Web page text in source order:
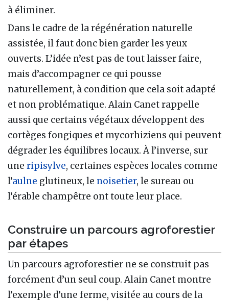
à éliminer.
Dans le cadre de la régénération naturelle
assistée, il faut donc bien garder les yeux
ouverts. L’idée n’est pas de tout laisser faire,
mais d’accompagner ce qui pousse
naturellement, à condition que cela soit adapté
et non problématique. Alain Canet rappelle
aussi que certains végétaux développent des
cortèges fongiques et mycorhiziens qui peuvent
dégrader les équilibres locaux. À l’inverse, sur
une ripisylve, certaines espèces locales comme
l’aulne glutineux, le noisetier, le sureau ou
l’érable champêtre ont toute leur place.
Construire un parcours agroforestier
par étapes
Un parcours agroforestier ne se construit pas
forcément d’un seul coup. Alain Canet montre
l’exemple d’une ferme, visitée au cours de la